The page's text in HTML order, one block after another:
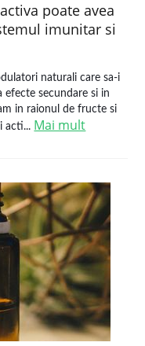
poate avea
imunitar si
naturali care sa-i
efecte secundare si in
in raionul de fructe si
acti... Mai mult